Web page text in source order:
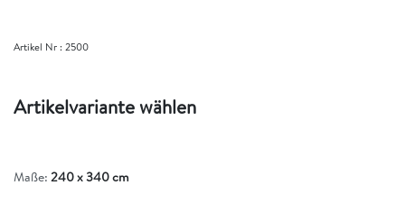
Artikel Nr :2500
Artikelvariante wählen
Maße: 240 x 340 cm